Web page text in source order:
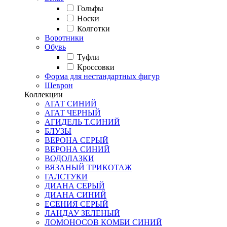
Гольфы
Носки
Колготки
Воротники
Обувь
Туфли
Кроссовки
Форма для нестандартных фигур
Шеврон
Коллекции
АГАТ СИНИЙ
АГАТ ЧЕРНЫЙ
АГИДЕЛЬ Т.СИНИЙ
БЛУЗЫ
ВЕРОНА СЕРЫЙ
ВЕРОНА СИНИЙ
ВОДОЛАЗКИ
ВЯЗАНЫЙ ТРИКОТАЖ
ГАЛСТУКИ
ДИАНА СЕРЫЙ
ДИАНА СИНИЙ
ЕСЕНИЯ СЕРЫЙ
ЛАНДАУ ЗЕЛЕНЫЙ
ЛОМОНОСОВ КОМБИ СИНИЙ